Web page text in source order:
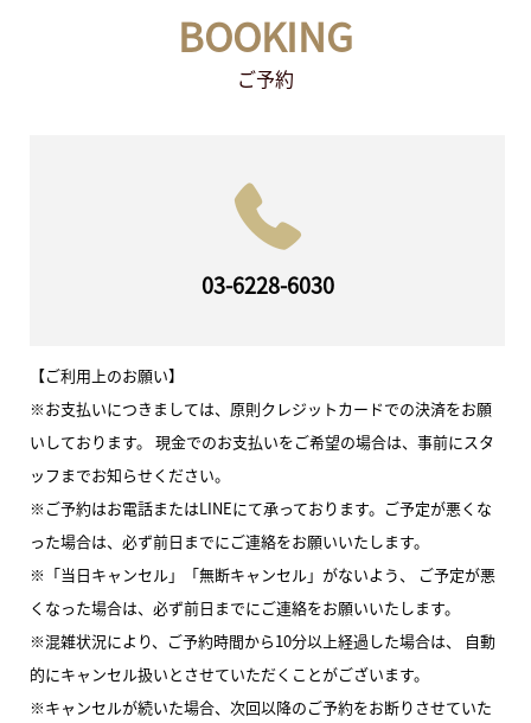
BOOKING
ご予約
03-6228-6030
【ご利用上のお願い】
※お支払いにつきましては、原則クレジットカードでの決済をお願
いしております。 現金でのお支払いをご希望の場合は、事前にスタ
ッフまでお知らせください。
※ご予約はお電話またはLINEにて承っております。ご予定が悪くな
った場合は、必ず前日までにご連絡をお願いいたします。
※「当日キャンセル」「無断キャンセル」がないよう、 ご予定が悪
くなった場合は、必ず前日までにご連絡をお願いいたします。
※混雑状況により、ご予約時間から10分以上経過した場合は、 自動
的にキャンセル扱いとさせていただくことがございます。
※キャンセルが続いた場合、次回以降のご予約をお断りさせていた